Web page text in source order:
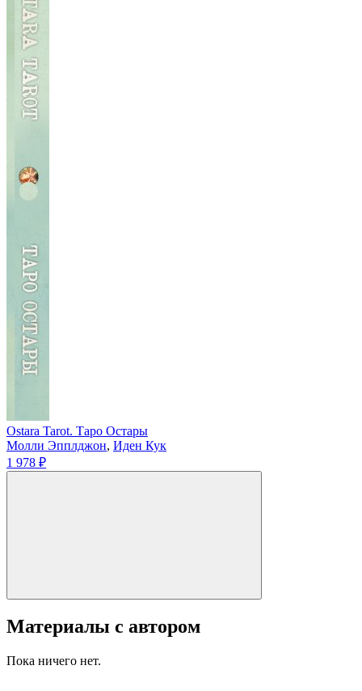
Ostara Tarot. Таро Остары
Молли Эпплджон, Иден Кук
1 978 ₽
Материалы с автором
Пока ничего нет.